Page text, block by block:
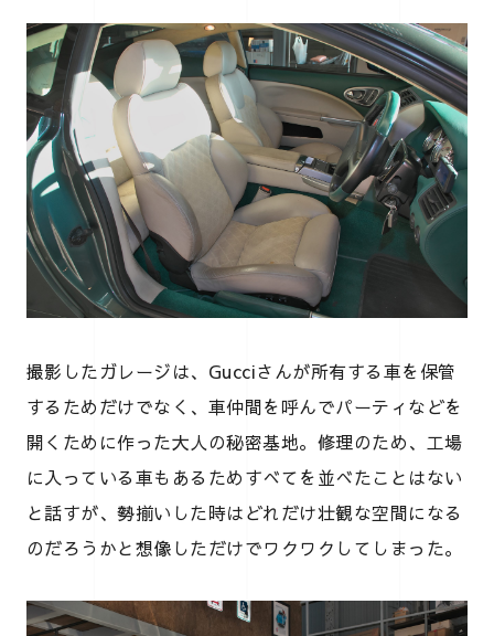
撮影したガレージは、Gucciさんが所有する車を保管
するためだけでなく、車仲間を呼んでパーティなどを
開くために作った大人の秘密基地。修理のため、工場
に入っている車もあるためすべてを並べたことはない
と話すが、勢揃いした時はどれだけ壮観な空間になる
のだろうかと想像しただけでワクワクしてしまった。